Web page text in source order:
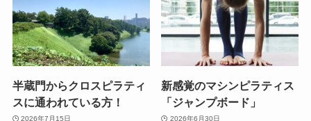
半蔵門からクロスピラティ
スに通われている方！
2026年7月15日
新感覚のマシンピラティス
「ジャンプボード」
2026年6月30日